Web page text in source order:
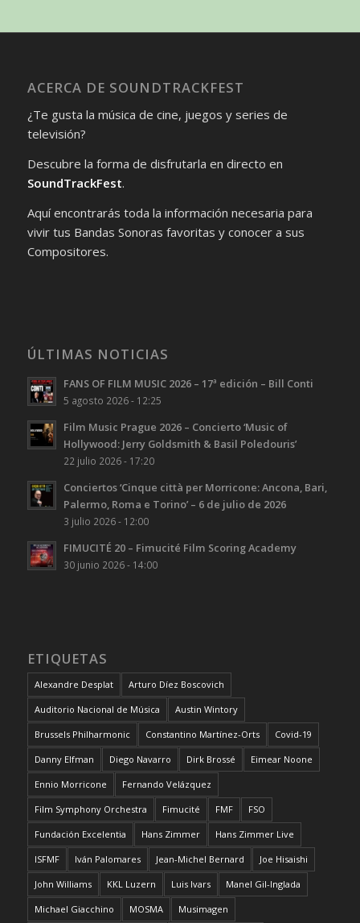
ACERCA DE SOUNDTRACKFEST
¿Te gusta la música de cine, juegos y series de
televisión?
Descubre la forma de disfrutarla en directo en
SoundTrackFest.
Aquí encontrarás toda la información necesaria para
vivir tus Bandas Sonoras favoritas y conocer a sus
Compositores.
ÚLTIMAS NOTICIAS
FANS OF FILM MUSIC 2026 – 17ª edición – Bill Conti
5 agosto 2026 - 12:25
Film Music Prague 2026 – Concierto ‘Music of
Hollywood: Jerry Goldsmith & Basil Poledouris’
22 julio 2026 - 17:20
Conciertos ‘Cinque città per Morricone: Ancona, Bari,
Palermo, Roma e Torino’ – 6 de julio de 2026
3 julio 2026 - 12:00
FIMUCITÉ 20 – Fimucité Film Scoring Academy
30 junio 2026 - 14:00
ETIQUETAS
Alexandre Desplat Arturo Díez Boscovich
Auditorio Nacional de Música Austin Wintory
Brussels Philharmonic Constantino Martínez-Orts Covid-19
Danny Elfman Diego Navarro Dirk Brossé Eimear Noone
Ennio Morricone Fernando Velázquez
Film Symphony Orchestra Fimucité FMF FSO
Fundación Excelentia Hans Zimmer Hans Zimmer Live
ISFMF Iván Palomares Jean-Michel Bernard Joe Hisaishi
John Williams KKL Luzern Luis Ivars Manel Gil-Inglada
Michael Giacchino MOSMA Musimagen